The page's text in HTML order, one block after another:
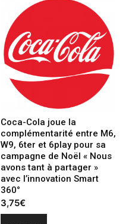
Coca-Cola joue la
complémentarité entre M6,
W9, 6ter et 6play pour sa
campagne de Noël « Nous
avons tant à partager »
avec l’innovation Smart
360°
3,75€